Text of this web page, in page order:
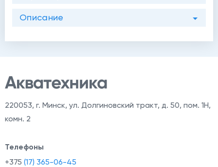
Описание
220053, г. Минск, ул. Долгиновский тракт, д. 50, пом. 1Н,
комн. 2
Телефоны
+375 (17) 365-06-45